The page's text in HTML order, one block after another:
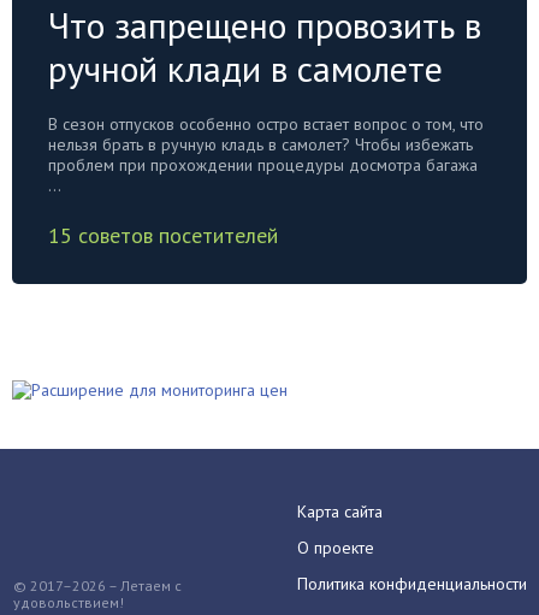
Что запрещено провозить в
ручной клади в самолете
В сезон отпусков особенно остро встает вопрос о том, что
нельзя брать в ручную кладь в самолет? Чтобы избежать
проблем при прохождении процедуры досмотра багажа
...
15 советов посетителей
© 2017–2026 – Летаем с
удовольствием!
Карта сайта
О проекте
Политика конфиденциальности